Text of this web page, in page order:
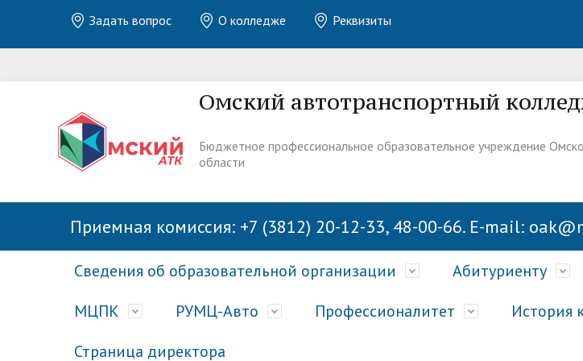
Задать вопрос О колледже Реквизиты
Омский автотранспортный
Бюджетное профессиональное образовательное учреждение
области
Приемная комиссия: +7 (3812) 20-12-33, 48-00-66. E-mail:
Сведения об образовательной организации Абитуриенту
МЦПК РУМЦ-Авто Профессионалитет История
Страница директора